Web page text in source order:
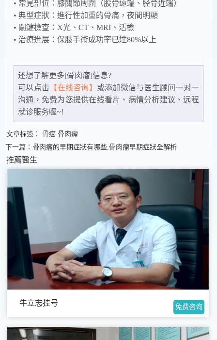
• 常見部位：膝關節周圍（股骨遠端、胫骨近端）
• 典型症狀：進行性加重的骨痛，夜間明顯
• 關鍵檢查：X光、CT、MRI、活檢
• 治療進展：保肢手術成功率已達80%以上
还想了解更多[骨肉瘤]信息?
可以点击 【在线咨询】 或添加微信与医生顾问一对一
沟通，免费为您提供在线看片、病情分析建议、远程
就诊服务喔~!
文章标簽： 骨癌 骨肉瘤
下一篇：骨肉瘤的早期症狀有哪些,骨肉瘤早期症狀全解析
推薦醫生
免费咨询
牛立志挂号